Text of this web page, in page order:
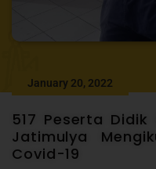
January 20, 2022
517 Peserta Didik
Jatimulya
Covid-19